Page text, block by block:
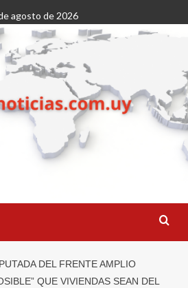
agosto de 2026
DEL FRENTE AMPLIO
QUE VIVIENDAS SEAN DEL